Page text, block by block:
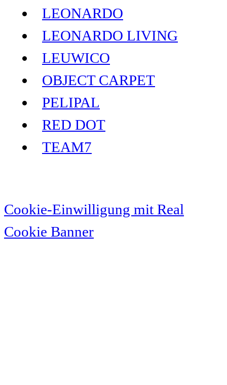
LEONARDO
LEONARDO LIVING
LEUWICO
OBJECT CARPET
PELIPAL
RED DOT
TEAM7
Cookie-Einwilligung mit Real
Cookie Banner